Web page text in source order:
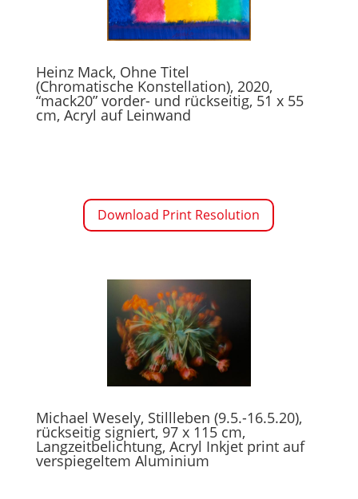
Heinz Mack, Ohne Titel
(Chromatische Konstellation), 2020,
“mack20” vorder- und rückseitig, 51 x 55
cm, Acryl auf Leinwand
Download Print Resolution
Michael Wesely, Stillleben (9.5.-16.5.20),
rückseitig signiert, 97 x 115 cm,
Langzeitbelichtung, Acryl Inkjet print auf
verspiegeltem Aluminium